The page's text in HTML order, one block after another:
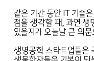
같은 기간 동안 IT 기술
점을 생각할 때, 과연 생
있을지가 오늘날 큰 의
생명공학 스타트업들은